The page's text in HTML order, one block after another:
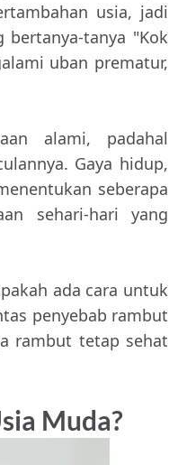
usia, jadi
tanya "Kok
uban prematur,
alami, padahal
Gaya hidup,
seberapa
sehari-hari yang
ada cara untuk
penyebab rambut
rambut tetap sehat
Muda?